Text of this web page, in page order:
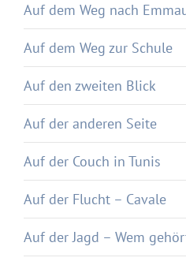
Auf dem Weg nach
Auf dem Weg zur Schule
Auf den zweiten Blick
Auf der anderen Seite
Auf der Couch in Tunis
Auf der Flucht – Cavale
Auf der Jagd – Wem